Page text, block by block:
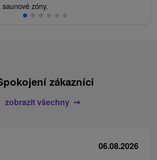
zóny.
zákazníci
zobrazit všechny
06.08.2026